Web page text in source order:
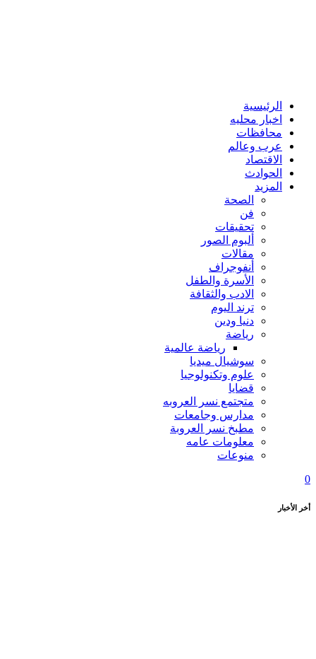
الرئيسية
اخبار محليه
محافظات
عرب وعالم
الاقتصاد
الحوادث
المزيد
الصحة
فن
تحقيقات
ألبوم الصور
مقالات
أنفوجراف
الأسرة والطفل
الادب والثقافة
ترند اليوم
دنيا ودين
رياضة
رياضة عالمية
سوشيال ميديا
علوم وتكنولوجيا
قضايا
متجتمع نسر العروبه
مدارس وجامعات
مطبخ نسر العروبة
معلومات عامه
منوعات
0
أخر الأخبار